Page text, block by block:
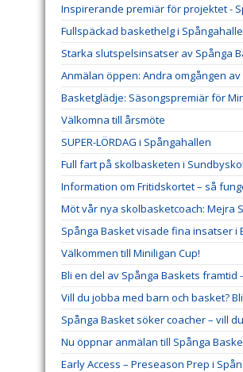
Inspirerande premiär för projektet -
Fullspäckad baskethelg i
Starka slutspelsinsatser av Spånga
Anmälan öppen: Andra omgången av
Basketglädje: Säsongspremiär för
Välkomna till årsmöte
SUPER-LÖRDAG i Spångahallen
Full fart på skolbasketen i
Information om Fritidskortet – så
Möt vår nya skolbasketcoach: Mejra
Spånga Basket visade fina insatser i
Välkommen till Miniligan Cup!
Bli en del av Spånga Baskets framtid
Vill du jobba med barn och basket?
Spånga Basket söker coacher – vill
Nu öppnar anmälan till Spånga
Early Access – Preseason Prep i